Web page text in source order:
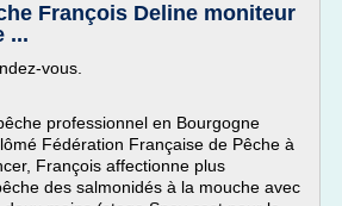
François Deline moniteur
...
vous.
professionnel en Bourgogne
Fédération Française de Pêche à
François affectionne plus
des salmonidés à la mouche avec